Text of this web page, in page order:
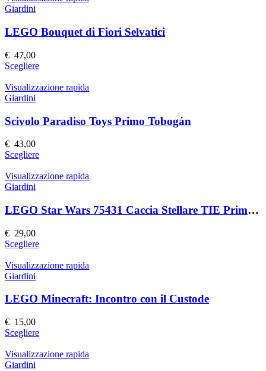
pagina
prodotto
Le
opzioni
scelte
nella
pagina
prodotto
Giardini
LEGO Bouquet di Fiori Selvatici
€ 47,00
ScegliereQuesto
ha
Le
opzioni
scelte
nella
pagina
prodotto
Visualizzazione rapida
Giardini
Scivolo Paradiso Toys Primo Tobogán
€ 43,00
ScegliereQuesto
ha
Le
opzioni
scelte
nella
pagina
prodotto
Visualizzazione rapida
Giardini
LEGO Star Wars 75431 Caccia Stellare TIE Primo Ordine
€ 29,00
ScegliereQuesto
ha
Le
scelte
nella
pagina
Visualizzazione rapida
Giardini
LEGO Minecraft: Incontro con il Custode
€ 15,00
ScegliereQuesto
ha
Visualizzazione rapida
Giardini